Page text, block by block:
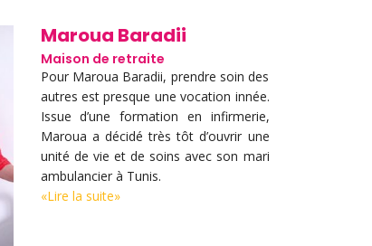
Maroua Baradii
Maison de retraite
Pour Maroua Baradii, prendre soin des
autres est presque une vocation innée.
Issue d’une formation en infirmerie,
Maroua a décidé très tôt d’ouvrir une
unité de vie et de soins avec son mari
ambulancier à Tunis.
«Lire la suite»